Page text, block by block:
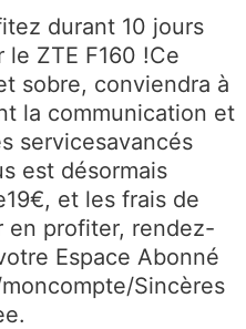
durant 10 jours
ZTE F160 !Ce
sobre, conviendra à
la communication et
servicesavancés
est désormais
et les frais de
en profiter, rendez-
Espace Abonné
Sincères